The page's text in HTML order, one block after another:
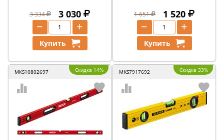
3 334 3 030
+
−
Купить
1 651 1 520
+
−
Купить
MKS10802697 Скидка 14% MKS7917692 Скидка 33%